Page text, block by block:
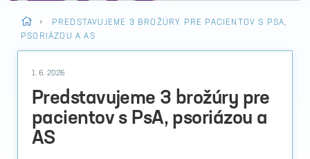
>
PREDSTAVUJEME 3 BROŽÚRY PRE PACIENTOV S PSA,
PSORIÁZOU A AS
1. 6. 2026
Predstavujeme 3 brožúry pre
pacientov s PsA, psoriázou a
AS